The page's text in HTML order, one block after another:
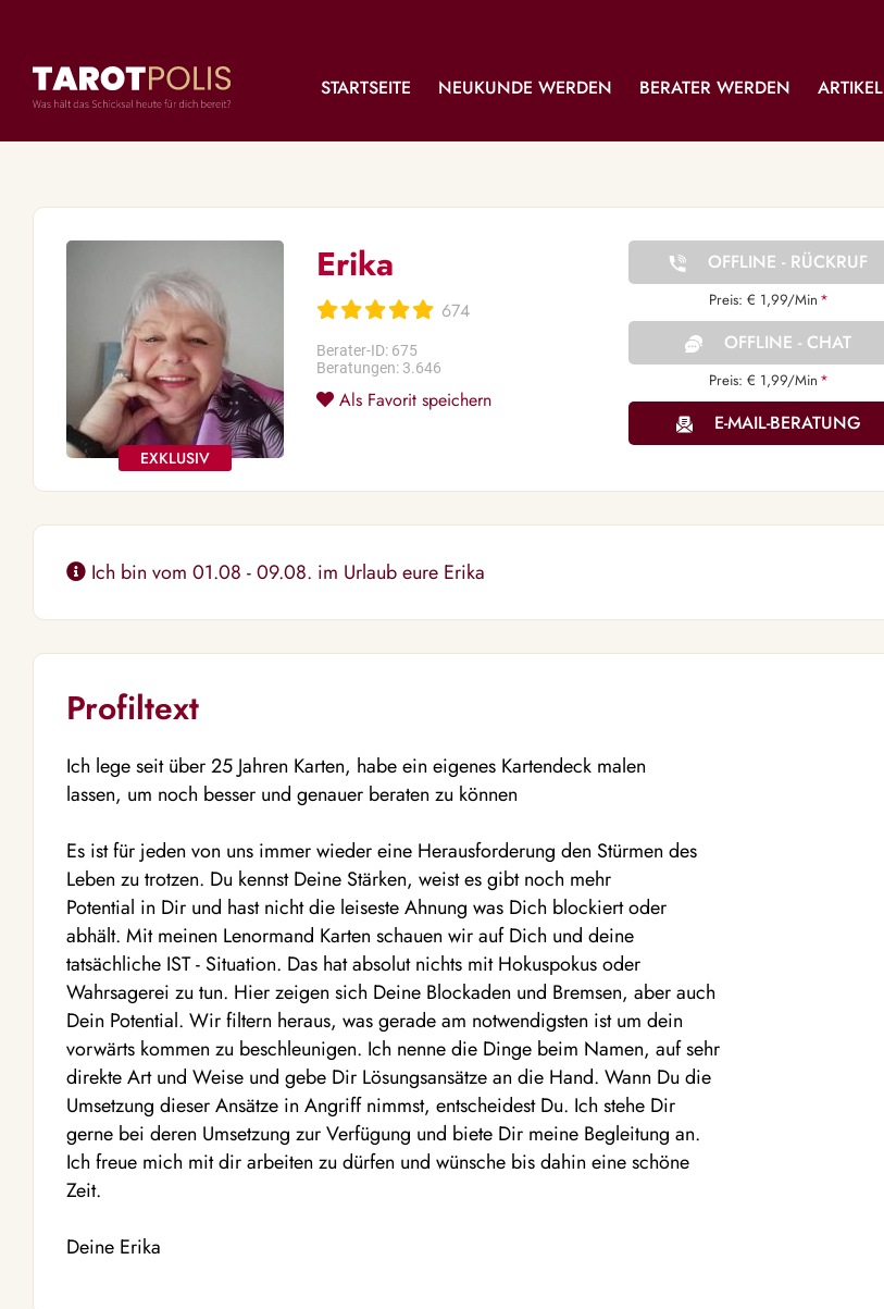
STARTSEITE NEUKUNDE WERDEN BERATER WERDEN ARTIKEL
Erika
674
Berater-ID: 675
Beratungen: 3.646
Als Favorit speichern
OFFLINE - RÜCKRUF
Preis: € 1,99/Min *
OFFLINE - CHAT
Preis: € 1,99/Min *
E-MAIL-BERATUNG
Ich bin vom 01.08 - 09.08. im Urlaub eure Erika
Profiltext
Ich lege seit über 25 Jahren Karten, habe ein eigenes Kartendeck malen
lassen, um noch besser und genauer beraten zu können
Es ist für jeden von uns immer wieder eine Herausforderung den Stürmen des
Leben zu trotzen. Du kennst Deine Stärken, weist es gibt noch mehr
Potential in Dir und hast nicht die leiseste Ahnung was Dich blockiert oder
abhält. Mit meinen Lenormand Karten schauen wir auf Dich und deine
tatsächliche IST - Situation. Das hat absolut nichts mit Hokuspokus oder
Wahrsagerei zu tun. Hier zeigen sich Deine Blockaden und Bremsen, aber auch
Dein Potential. Wir filtern heraus, was gerade am notwendigsten ist um dein
vorwärts kommen zu beschleunigen. Ich nenne die Dinge beim Namen, auf sehr
direkte Art und Weise und gebe Dir Lösungsansätze an die Hand. Wann Du die
Umsetzung dieser Ansätze in Angriff nimmst, entscheidest Du. Ich stehe Dir
gerne bei deren Umsetzung zur Verfügung und biete Dir meine Begleitung an.
Ich freue mich mit dir arbeiten zu dürfen und wünsche bis dahin eine schöne
Zeit.
Deine Erika